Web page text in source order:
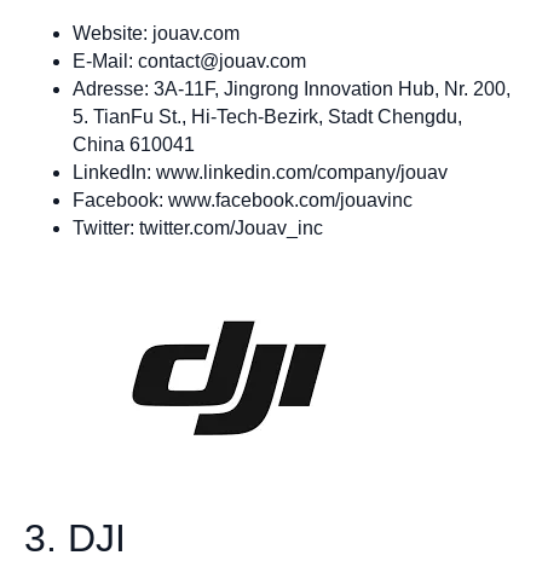
Website: jouav.com
E-Mail: contact@jouav.com
Adresse: 3A-11F, Jingrong Innovation Hub, Nr. 200,
5. TianFu St., Hi-Tech-Bezirk, Stadt Chengdu,
China 610041
LinkedIn: www.linkedin.com/company/jouav
Facebook: www.facebook.com/jouavinc
Twitter: twitter.com/Jouav_inc
3. DJI